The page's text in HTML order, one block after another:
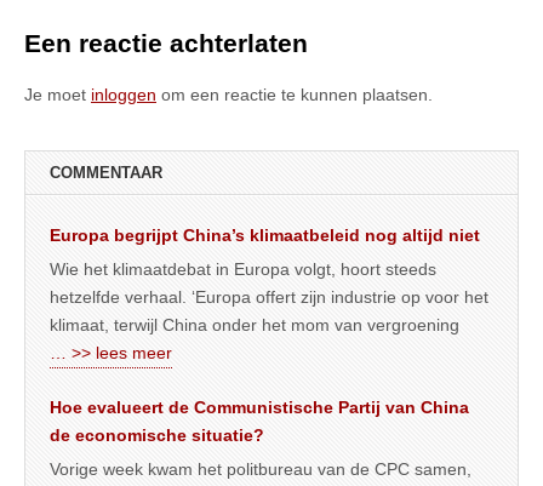
Een reactie achterlaten
Je moet inloggen om een reactie te kunnen plaatsen.
COMMENTAAR
Europa begrijpt China’s klimaatbeleid nog altijd niet
Wie het klimaatdebat in Europa volgt, hoort steeds
hetzelfde verhaal. ‘Europa offert zijn industrie op voor het
klimaat, terwijl China onder het mom van vergroening
… >> lees meer
Hoe evalueert de Communistische Partij van China
de economische situatie?
Vorige week kwam het politbureau van de CPC samen,